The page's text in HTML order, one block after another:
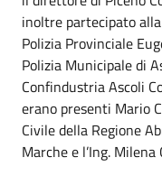
inoltre partecipato
Polizia Provinciale
Polizia Municipale di
Confindustria Ascoli
erano presenti Mario
Civile della Regione
Marche e l’Ing.